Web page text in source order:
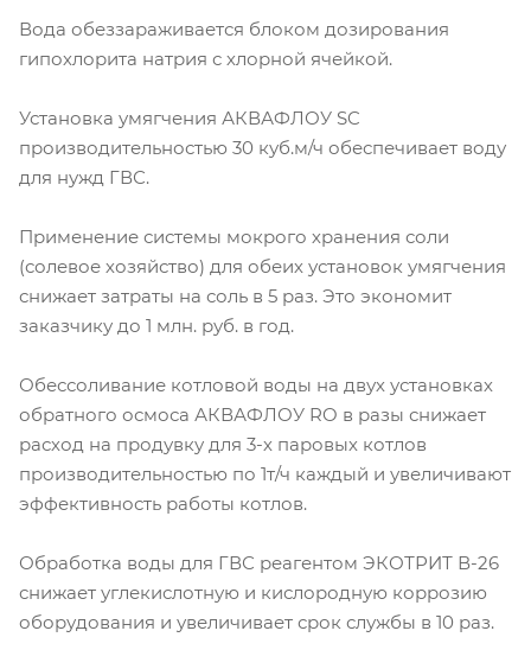
Вода обеззараживается блоком дозирования
гипохлорита натрия с хлорной ячейкой.
Установка умягчения АКВАФЛОУ SC
производительностью 30 куб.м/ч обеспечивает воду
для нужд ГВС.
Применение системы мокрого хранения соли
(солевое хозяйство) для обеих установок умягчения
снижает затраты на соль в 5 раз. Это экономит
заказчику до 1 млн. руб. в год.
Обессоливание котловой воды на двух установках
обратного осмоса АКВАФЛОУ RO в разы снижает
расход на продувку для 3-х паровых котлов
производительностью по 1т/ч каждый и увеличивают
эффективность работы котлов.
Обработка воды для ГВС реагентом ЭКОТРИТ В-26
снижает углекислотную и кислородную коррозию
оборудования и увеличивает срок службы в 10 раз.